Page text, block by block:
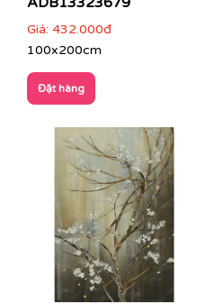
và phù hợp với từng
in theo mẫu yêu cầu sẽ
cao, không đụng hàng
Giá: 432.000đ
100x200cm
Đặt hàng